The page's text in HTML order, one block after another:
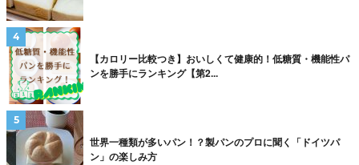
【カロリー比較つき】おいしくて健康的！低糖質・機能性パ
ンを勝手にランキング【第2...
世界一種類が多いパン！？製パンのプロに聞く「ドイツパ
ン」の楽しみ方